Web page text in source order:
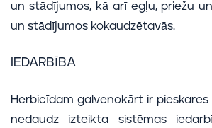
un stādījumos, kā arī egļu, priežu
un stādījumos kokaudzētavās.
IEDARBĪBA
Herbicīdam galvenokārt ir
nedaudz izteikta sistēmas